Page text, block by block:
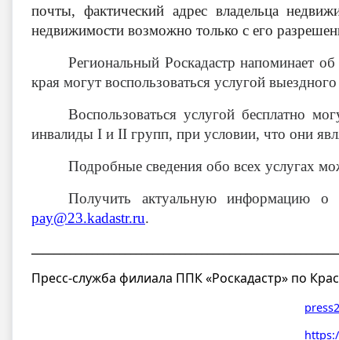
почты, фактический адрес владельца
недвижимости возможно только с его
Региональный Роскадастр напоминает
края могут воспользоваться услугой
Воспользоваться услугой бесплатно
инвалиды I и II групп, при условии, что они
Подробные сведения обо всех услугах
Получить актуальную информацию
pay@23.kadastr.ru.
Пресс-служба филиала ППК «Роскадастр» по